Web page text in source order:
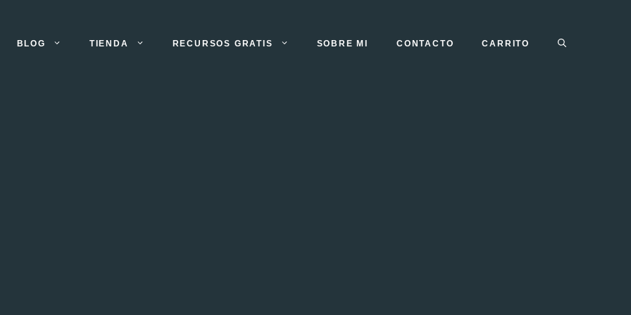
BLOG TIENDA RECURSOS GRATIS SOBRE MI CONTACTO CARRITO